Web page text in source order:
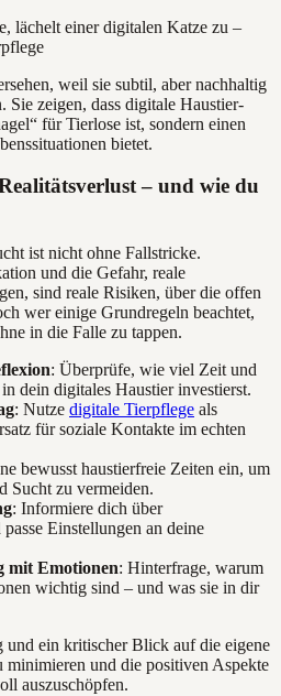
weil sie subtil, aber nachhaltig
zeigen, dass digitale Haustier-
für Tierlose ist, sondern einen
bietet.
– und wie du
ist nicht ohne Fallstricke.
und die Gefahr, reale
sind reale Risiken, über die offen
wer einige Grundregeln beachtet,
in die Falle zu tappen.
: Überprüfe, wie viel Zeit und
dein digitales Haustier investierst.
: Nutze digitale Tierpflege als
für soziale Kontakte im echten
bewusst haustierfreie Zeiten ein, um
Sucht zu vermeiden.
: Informiere dich über
Einstellungen an deine
mit Emotionen: Hinterfrage, warum
wichtig sind – und was sie in dir
und ein kritischer Blick auf die eigene
und die positiven Aspekte
auszuschöpfen.